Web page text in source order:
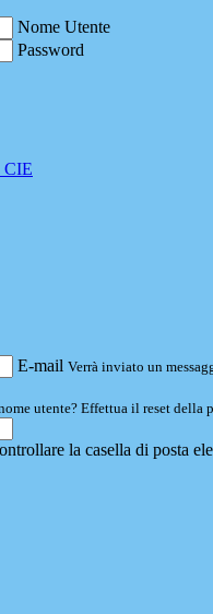
Nome Utente
Password
CIE
E-mail Verrà inviato un
utente? Effettua il reset della
la casella di posta